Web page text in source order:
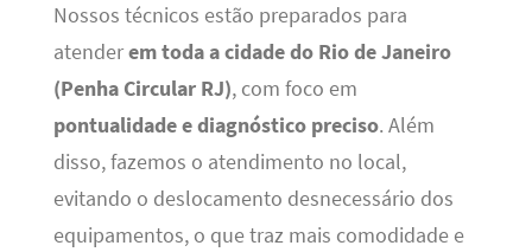
Nossos técnicos estão preparados para
atenderem toda a cidade do Rio de Janeiro
(Penha Circular RJ), com foco em
pontualidade e diagnóstico preciso. Além
disso, fazemos o atendimento no local,
evitando o deslocamento desnecessário dos
equipamentos, o que traz mais comodidade e